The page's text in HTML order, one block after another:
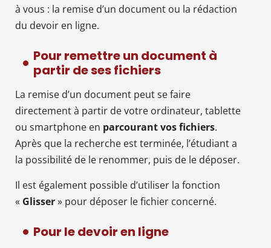
à vous : la remise d’un document ou la rédaction
du devoir en ligne.
Pour remettre un document à
partir de ses fichiers
La remise d’un document peut se faire
directement à partir de votre ordinateur, tablette
ou smartphone en parcourant vos fichiers.
Après que la recherche est terminée, l’étudiant a
la possibilité de le renommer, puis de le déposer.
Il est également possible d’utiliser la fonction
« Glisser» pour déposer le fichier concerné.
Pour le devoir en ligne